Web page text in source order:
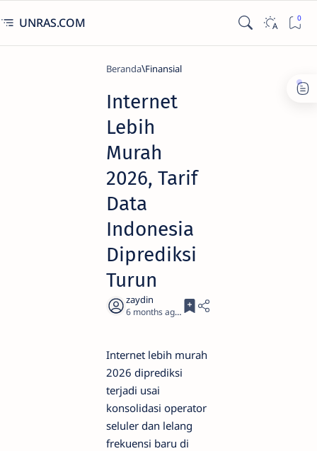
UNRAS.COM
Beranda Finansial
Internet
Lebih
Murah
2026, Tarif
Data
Indonesia
Diprediksi
Turun
6 months ago 3
Internet lebih murah
2026 diprediksi
terjadi usai
konsolidasi operator
seluler dan lelang
frekuensi baru di